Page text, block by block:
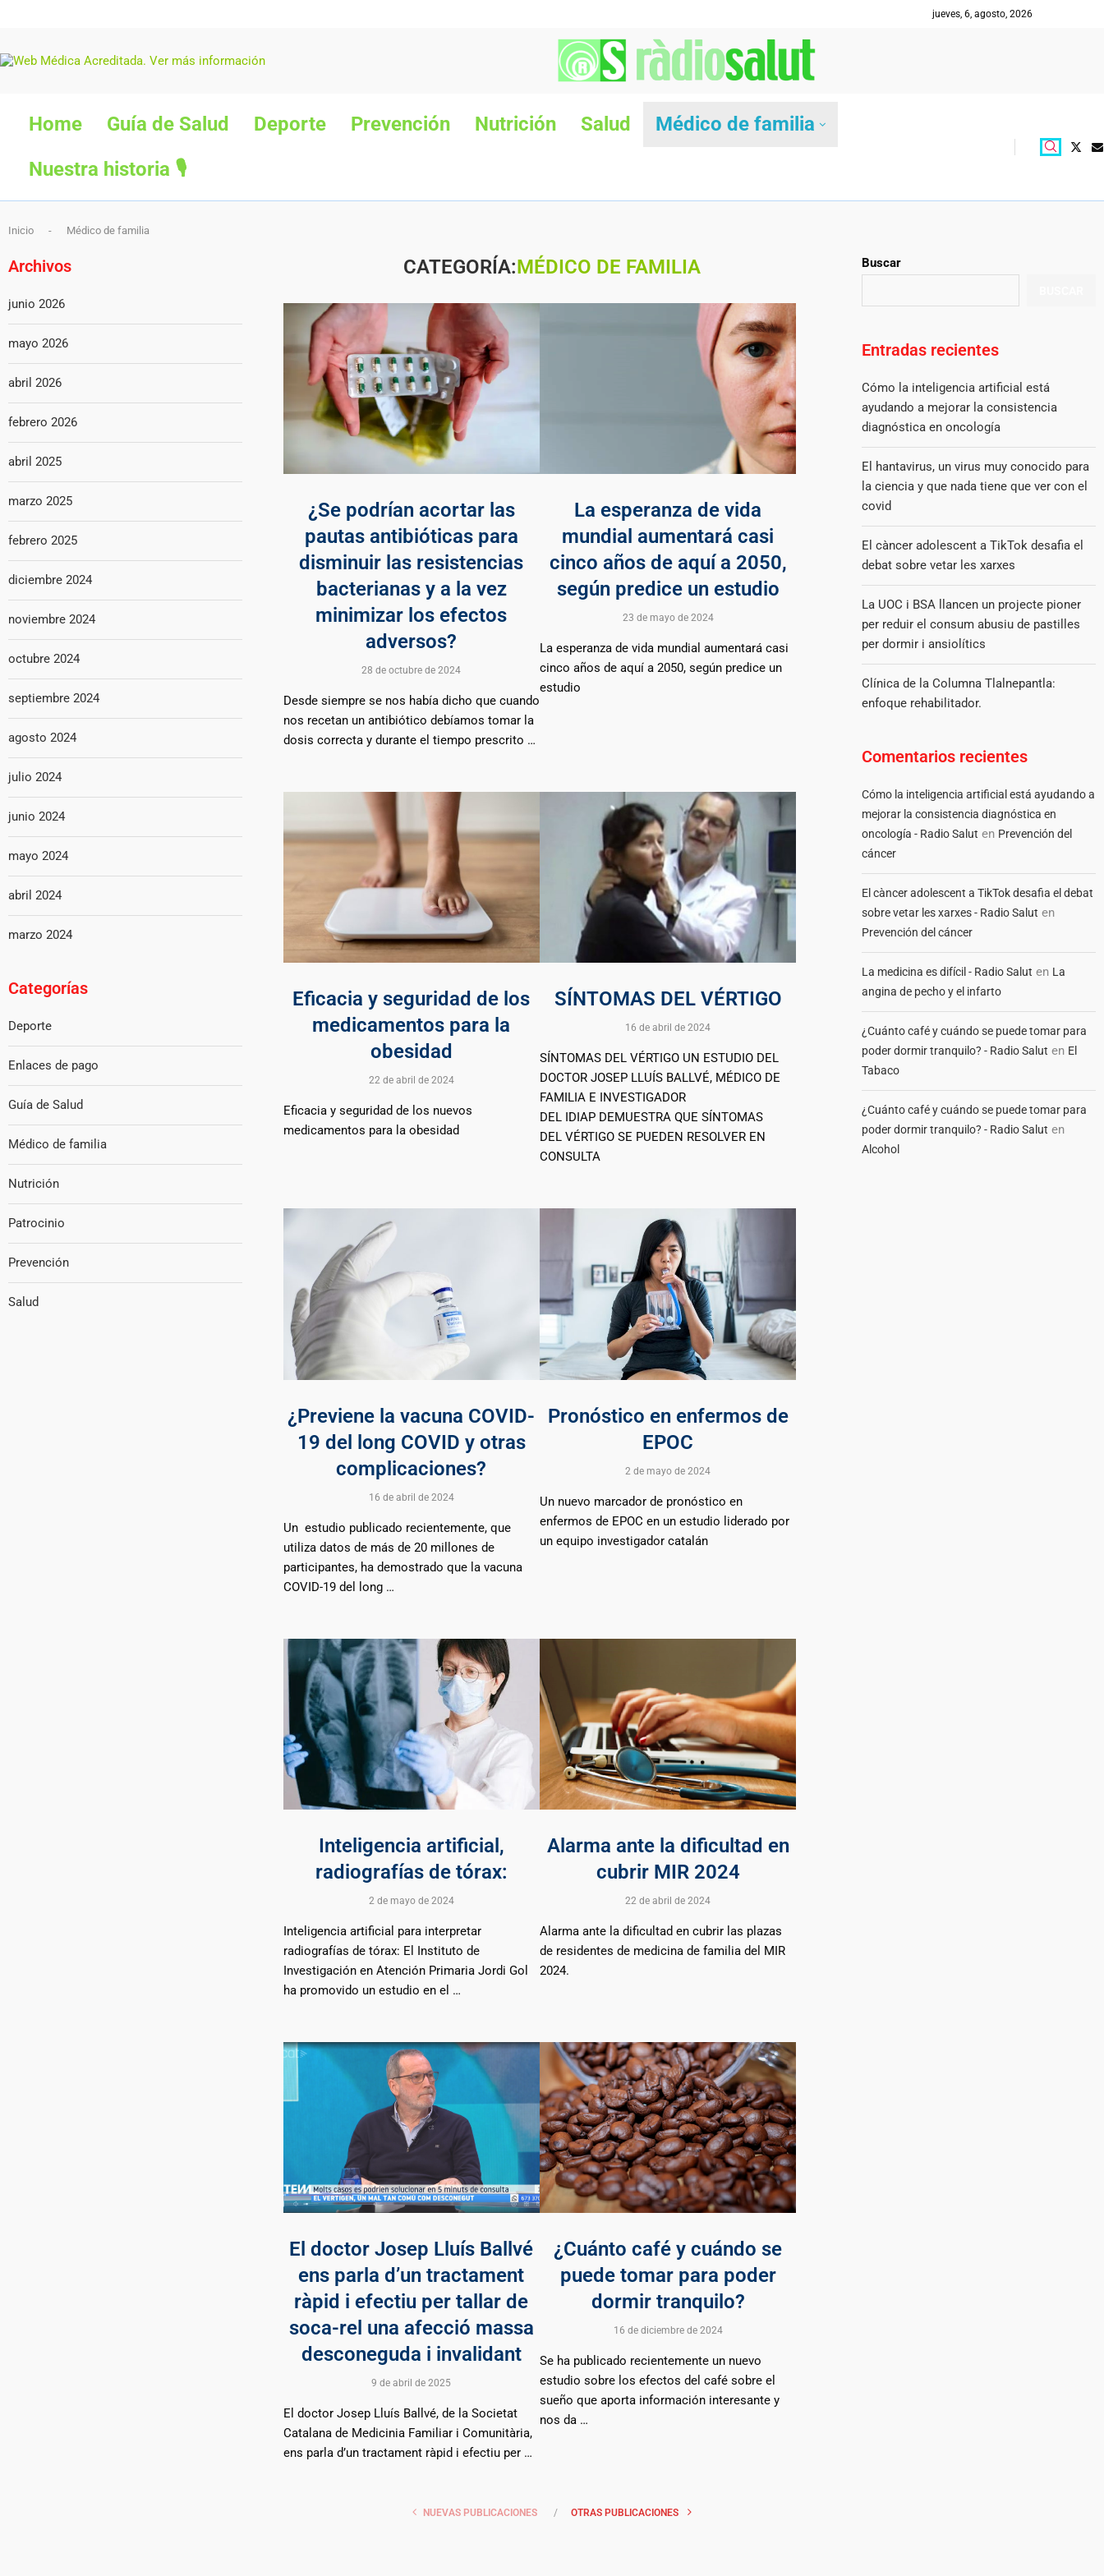
jueves, 6, agosto, 2026
Home Guía de Salud Deporte Prevención Nutrición Salud
Médico de familia
Nuestra historia 🎙
Inicio - Médico de familia
CATEGORÍA:MÉDICO DE FAMILIA
¿Se podrían acortar las
pautas antibióticas para
disminuir las resistencias
bacterianas y a la vez
minimizar los efectos
adversos?
28 de octubre de 2024
Desde siempre se nos había dicho que cuando
nos recetan un antibiótico debíamos tomar la
dosis correcta y durante el tiempo prescrito …
La esperanza de vida
mundial aumentará casi
cinco años de aquí a 2050,
según predice un estudio
23 de mayo de 2024
La esperanza de vida mundial aumentará casi
cinco años de aquí a 2050, según predice un
estudio
Eficacia y seguridad de los
medicamentos para la
obesidad
22 de abril de 2024
Eficacia y seguridad de los nuevos
medicamentos para la obesidad
SÍNTOMAS DEL VÉRTIGO
16 de abril de 2024
SÍNTOMAS DEL VÉRTIGO UN ESTUDIO DEL
DOCTOR JOSEP LLUÍS BALLVÉ, MÉDICO DE
FAMILIA E INVESTIGADOR
DEL IDIAP DEMUESTRA QUE SÍNTOMAS
DEL VÉRTIGO SE PUEDEN RESOLVER EN
CONSULTA
¿Previene la vacuna COVID-
19 del long COVID y otras
complicaciones?
16 de abril de 2024
Un estudio publicado recientemente, que
utiliza datos de más de 20 millones de
participantes, ha demostrado que la vacuna
COVID-19 del long …
Pronóstico en enfermos de
EPOC
2 de mayo de 2024
Un nuevo marcador de pronóstico en
enfermos de EPOC en un estudio liderado por
un equipo investigador catalán
Inteligencia artificial,
radiografías de tórax:
2 de mayo de 2024
Inteligencia artificial para interpretar
radiografías de tórax: El Instituto de
Investigación en Atención Primaria Jordi Gol
ha promovido un estudio en el …
Alarma ante la dificultad en
cubrir MIR 2024
22 de abril de 2024
Alarma ante la dificultad en cubrir las plazas
de residentes de medicina de familia del MIR
2024.
El doctor Josep Lluís Ballvé
ens parla d’un tractament
ràpid i efectiu per tallar de
soca-rel una afecció massa
desconeguda i invalidant
9 de abril de 2025
El doctor Josep Lluís Ballvé, de la Societat
Catalana de Medicinia Familiar i Comunitària,
ens parla d’un tractament ràpid i efectiu per …
¿Cuánto café y cuándo se
puede tomar para poder
dormir tranquilo?
16 de diciembre de 2024
Se ha publicado recientemente un nuevo
estudio sobre los efectos del café sobre el
sueño que aporta información interesante y
nos da …
NUEVAS PUBLICACIONES OTRAS PUBLICACIONES
Buscar
Entradas recientes
Cómo la inteligencia artificial está
ayudando a mejorar la consistencia
diagnóstica en oncología
El hantavirus, un virus muy conocido para
la ciencia y que nada tiene que ver con el
covid
El càncer adolescent a TikTok desafia el
debat sobre vetar les xarxes
La UOC i BSA llancen un projecte pioner
per reduir el consum abusiu de pastilles
per dormir i ansiolítics
Clínica de la Columna Tlalnepantla:
enfoque rehabilitador.
Comentarios recientes
Cómo la inteligencia artificial está ayudando a
mejorar la consistencia diagnóstica en
oncología - Radio Salut en Prevención del
cáncer
El càncer adolescent a TikTok desafia el debat
sobre vetar les xarxes - Radio Salut en
Prevención del cáncer
La medicina es difícil - Radio Salut en La
angina de pecho y el infarto
¿Cuánto café y cuándo se puede tomar para
poder dormir tranquilo? - Radio Salut en El
Tabaco
¿Cuánto café y cuándo se puede tomar para
poder dormir tranquilo? - Radio Salut en
Alcohol
Archivos
junio 2026
mayo 2026
abril 2026
febrero 2026
abril 2025
marzo 2025
febrero 2025
diciembre 2024
noviembre 2024
octubre 2024
septiembre 2024
agosto 2024
julio 2024
junio 2024
mayo 2024
abril 2024
marzo 2024
Categorías
Deporte
Enlaces de pago
Guía de Salud
Médico de familia
Nutrición
Patrocinio
Prevención
Salud